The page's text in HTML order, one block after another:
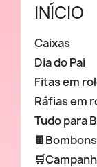
INÍCIO
Caixas
Dia do Pai
Fitas em
Ráfias em
Tudo para